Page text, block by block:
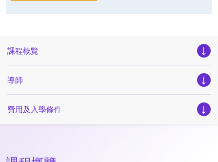
課程概覽
導師
費用及入學條件